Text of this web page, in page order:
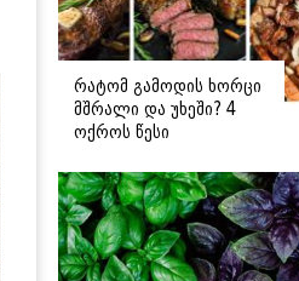
რატომ გამოდის ხორცი
მშრალი და უხეში? 4
ოქროს წესი
სტეიკისა და
მწვადისთვის